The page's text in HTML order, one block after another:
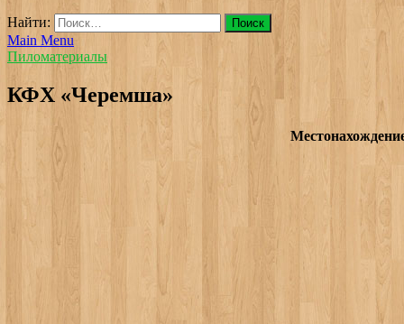
Найти:
Main Menu
Пиломатериалы
КФХ «Черемша»